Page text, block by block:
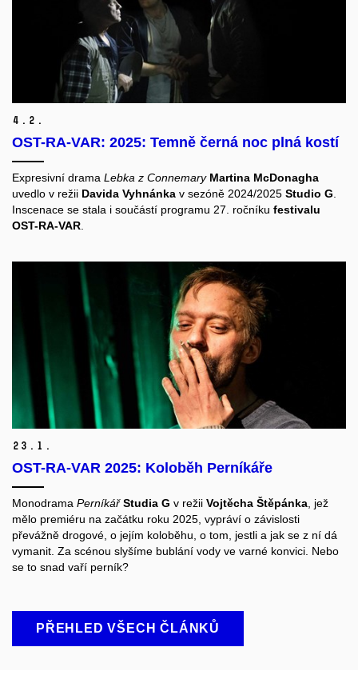
4. 2.
OST-RA-VAR: 2025: Temně černá noc plná kostí
Expresivní drama Lebka z Connemary Martina McDonagha
uvedlo v režii Davida Vyhnánka v sezóně 2024/2025 Studio G
Inscenace se stala i součástí programu 27. ročníku festivalu
OST-RA-VAR
23. 1.
OST-RA-VAR 2025: Koloběh Perníkáře
Monodrama PerníkářStudia G v režii Vojtěcha Štěpánka, jež
mělo premiéru na začátku roku 2025, vypráví o závislosti
převážně drogové, o jejím koloběhu, o tom, jestli a jak se z ní dá
vymanit. Za scénou slyšíme bublání vody ve varné konvici. Nebo
se to snad vaří perník?
PŘEHLED VŠECH ČLÁNKŮ